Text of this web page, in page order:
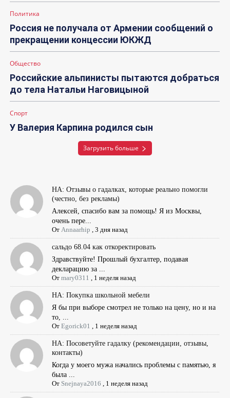
Политика
Россия не получала от Армении сообщений о
прекращении концессии ЮКЖД
Общество
Российские альпинисты пытаются добраться
до тела Натальи Наговицыной
Спорт
У Валерия Карпина родился сын
Загрузить больше
НА: Отзывы о гадалках, которые реально помогли
(честно, без рекламы)
Алексей, спасибо вам за помощь! Я из Москвы,
очень пере...
От Annaarhip ,3 дня назад
сальдо 68.04 как откоректировать
Здравствуйте! Прошлый бухгалтер, подавая
декларацию за ...
Отmary0311 1 неделя назад
НА: Покупка школьной мебели
Я бы при выборе смотрел не только на цену, но и на
то, ...
ОтEgorick01 1 неделя назад
НА: Посоветуйте гадалку (рекомендации, отзывы,
контакты)
Когда у моего мужа начались проблемы с памятью, я
была ...
От Snejnaya2016 1 неделя назад